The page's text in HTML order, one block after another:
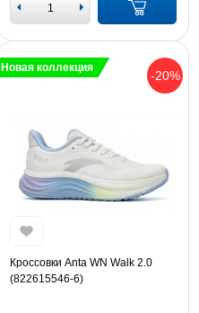
-20%
Новая коллекция
Кроссовки Anta WN Walk 2.0
(822615546-6)